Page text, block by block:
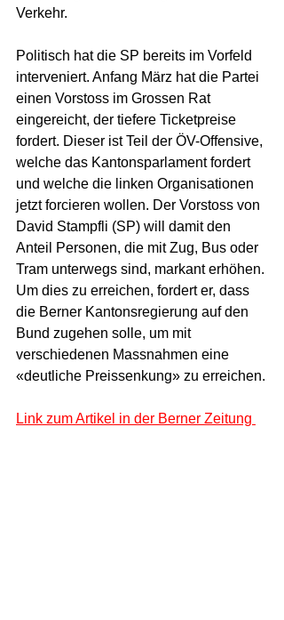
Verkehr.
Politisch hat die SP bereits im Vorfeld
interveniert. Anfang März hat die Partei
einen Vorstoss im Grossen Rat
eingereicht, der tiefere Ticketpreise
fordert. Dieser ist Teil der ÖV-Offensive,
welche das Kantonsparlament fordert
und welche die linken Organisationen
jetzt forcieren wollen. Der Vorstoss von
David Stampfli (SP) will damit den
Anteil Personen, die mit Zug, Bus oder
Tram unterwegs sind, markant erhöhen.
Um dies zu erreichen, fordert er, dass
die Berner Kantonsregierung auf den
Bund zugehen solle, um mit
verschiedenen Massnahmen eine
«deutliche Preissenkung» zu erreichen.
Link zum Artikel in der Berner Zeitung